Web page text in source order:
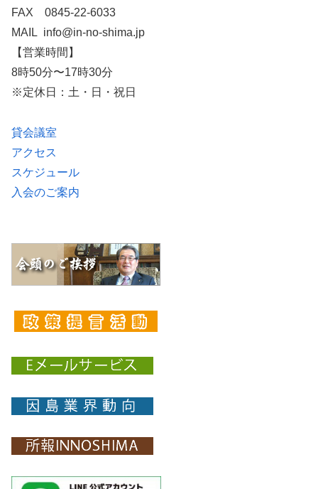
FAX 0845-22-6033
MAIL info@in-no-shima.jp
【営業時間】
8時50分〜17時30分
※定休日：土・日・祝日
貸会議室
アクセス
スケジュール
入会のご案内